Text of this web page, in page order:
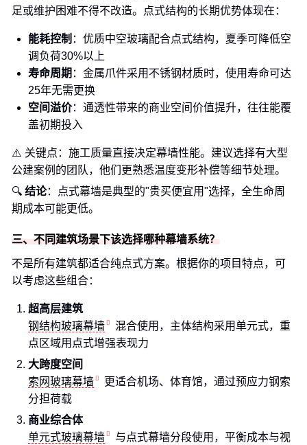
足或维护困难不得不改造。点式结构的长期优势体现在：
能耗控制 ：优质中空玻璃配合点式结构，夏季可降低空
调负荷30%以上
寿命周期 ：金属爪件采用不锈钢材质时，使用寿命可达
25年无需更换
空间溢价：通透性带来的商业空间价值提升，往往能覆
盖初期投入
⚠️ 关键点：施工质量直接决定幕墙性能。建议选择有大型
公建案例的团队，他们更熟悉温度变形补偿等细节处理。
🔍 结论：点式幕墙是典型的"贵买便宜用"选择，全生命周
期成本可能更低。
三、不同建筑场景下该选择哪种幕墙系统？
不是所有建筑都适合纯点式方案。根据你的项目特点，可
以考虑这些组合：
超高层建筑
钢结构玻璃幕墙
混合使用，主体结构采用单元式，重
点区域用点式增强表现力
大跨度空间
索网玻璃幕墙
更适合机场、体育馆，通过预应力钢索
分担荷载
商业综合体
单元式玻璃幕墙
与点式幕墙分段使用，平衡成本与视